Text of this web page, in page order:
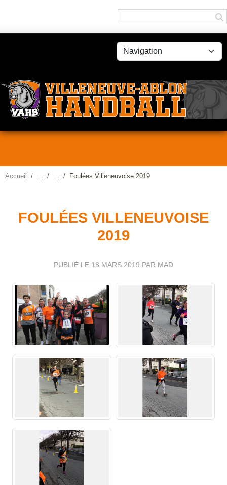
Accueil Foulées Villeneuvoise 2019
FOULÉES VILLENEUVOISE
2019
PUBLIÉ LE 18 MARS 2019 PAR MAD